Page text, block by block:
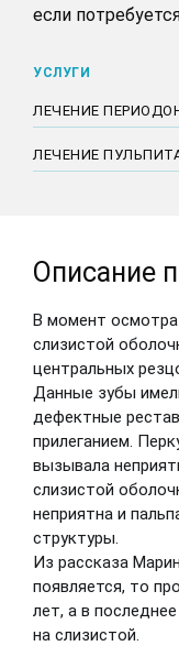
если
УСЛУГИ
ЛЕЧЕНИЕ
ЛЕЧЕНИЕ
Описание
В момент
слизистой
центральных
Данные зубы
дефектные
прилеганием.
вызывала
слизистой
неприятна и
структуры.
Из рассказа
появляется, то
лет, а в
на слизистой.